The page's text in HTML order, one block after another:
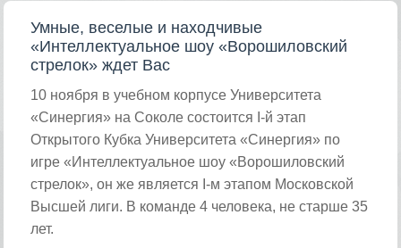
Умные, веселые и находчивые
«Интеллектуальное шоу «Ворошиловский
стрелок» ждет Вас
10 ноября в учебном корпусе Университета
«Синергия» на Соколе состоится I-й этап
Открытого Кубка Университета «Синергия» по
игре «Интеллектуальное шоу «Ворошиловский
стрелок», он же является I-м этапом Московской
Высшей лиги. В команде 4 человека, не старше 35
лет.